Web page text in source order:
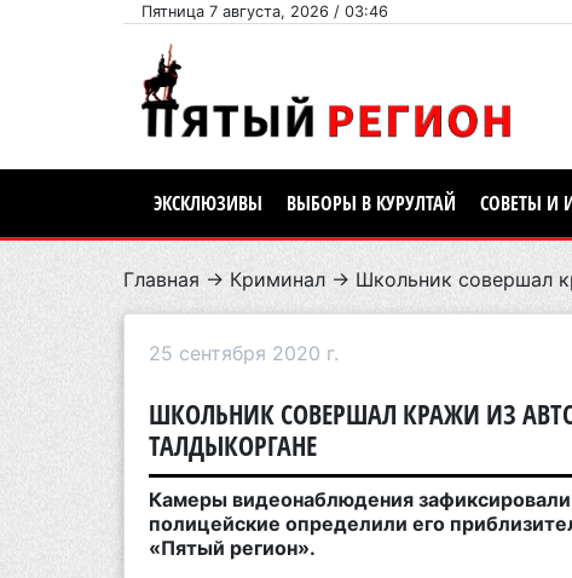
Пятница 7 августа, 2026 / 03:46
ЭКСКЛЮЗИВЫ ВЫБОРЫ В КУРУЛТАЙ СОВЕТЫ И
Главная → Криминал → Школьник совершал
25 сентября 2020 г.
ШКОЛЬНИК СОВЕРШАЛ КРАЖИ ИЗ
ТАЛДЫКОРГАНЕ
Камеры видеонаблюдения
полицейские определили его
«Пятый регион».